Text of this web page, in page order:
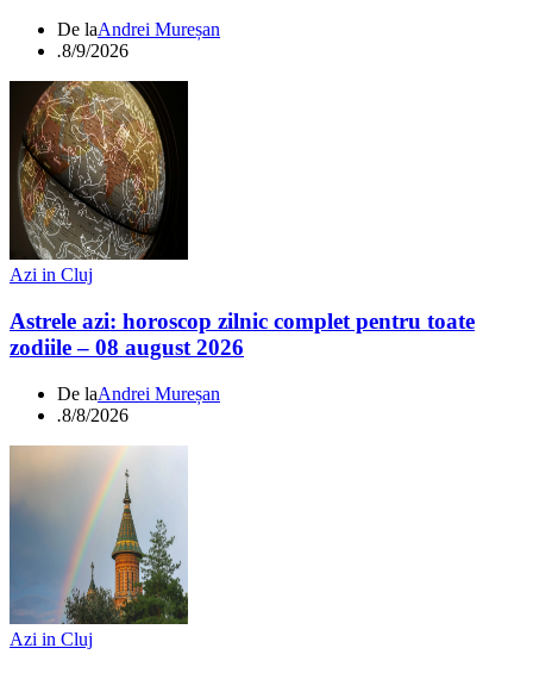
De laAndrei Mureșan
.8/9/2026
Azi in Cluj
Astrele azi: horoscop zilnic complet pentru toate
zodiile – 08 august 2026
De laAndrei Mureșan
.8/8/2026
Azi in Cluj